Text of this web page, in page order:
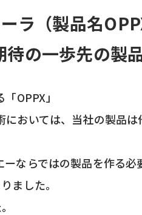
ラ（製品名
の一歩先の製品
OPPX」
おいては、当社の製品は
ならではの製品を作る
ました。